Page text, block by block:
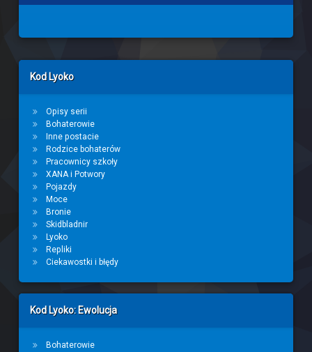
Left Sidebar
Kod Lyoko
Opisy serii
Bohaterowie
Inne postacie
Rodzice bohaterów
Pracownicy szkoły
XANA i Potwory
Pojazdy
Moce
Bronie
Skidbladnir
Lyoko
Repliki
Ciekawostki i błędy
Kod Lyoko: Ewolucja
Bohaterowie